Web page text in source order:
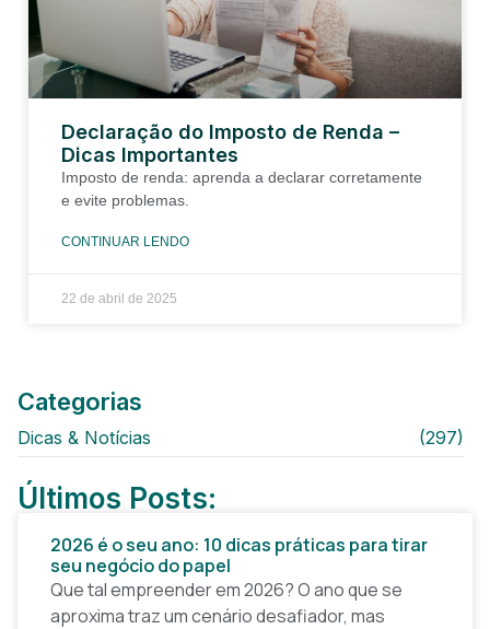
Declaração do Imposto de Renda –
Dicas Importantes
Imposto de renda: aprenda a declarar corretamente
e evite problemas.
CONTINUAR LENDO
22 de abril de 2025
Categorias
Dicas & Notícias (297)
Últimos Posts:
2026 é o seu ano: 10 dicas práticas para tirar
seu negócio do papel
Que tal empreender em 2026? O ano que se
aproxima traz um cenário desafiador, mas